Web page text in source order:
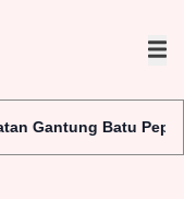
Pepe Rp10 Miliar